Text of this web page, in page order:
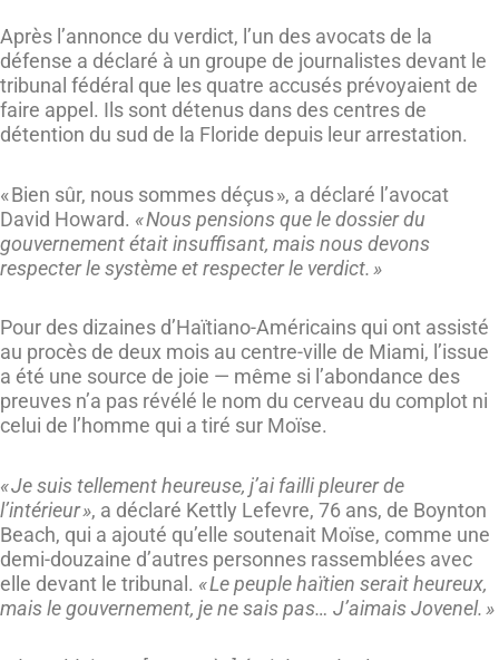
Après l’annonce du verdict, l’un des avocats de la
défense a déclaré à un groupe de journalistes devant le
tribunal fédéral que les quatre accusés prévoyaient de
faire appel. Ils sont détenus dans des centres de
détention du sud de la Floride depuis leur arrestation.
« Bien sûr, nous sommes déçus », a déclaré l’avocat
David Howard. « Nous pensions que le dossier du
gouvernement était insuffisant, mais nous devons
respecter le système et respecter le verdict. »
Pour des dizaines d’Haïtiano-Américains qui ont assisté
au procès de deux mois au centre-ville de Miami, l’issue
a été une source de joie — même si l’abondance des
preuves n’a pas révélé le nom du cerveau du complot ni
celui de l’homme qui a tiré sur Moïse.
« Je suis tellement heureuse, j’ai failli pleurer de
l’intérieur », a déclaré Kettly Lefevre, 76 ans, de Boynton
Beach, qui a ajouté qu’elle soutenait Moïse, comme une
demi-douzaine d’autres personnes rassemblées avec
elle devant le tribunal. « Le peuple haïtien serait heureux,
mais le gouvernement, je ne sais pas… J’aimais Jovenel. »